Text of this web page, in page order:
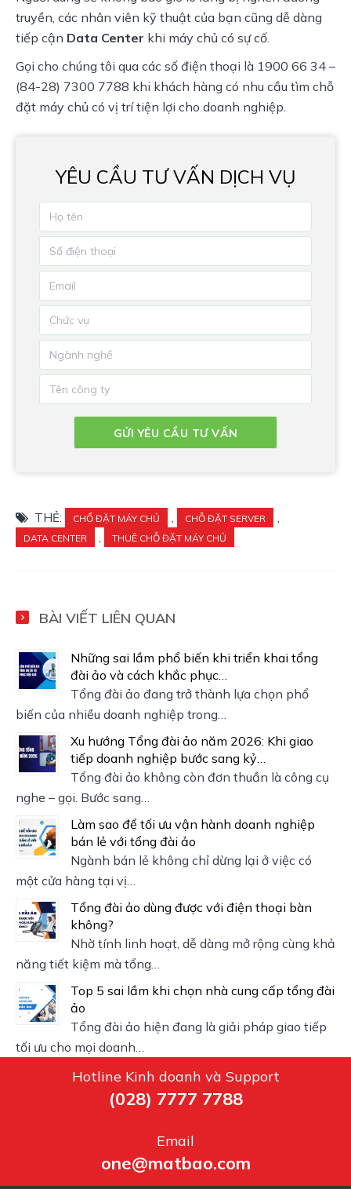
truyền, các nhân viên kỹ thuật của bạn cũng dễ dàng
tiếp cận Data Center khi máy chủ có sự cố.
Gọi cho chúng tôi qua các số điện thoại là 1900 66 34 –
(84-28) 7300 7788 khi khách hàng có nhu cầu tìm chỗ
đặt máy chủ có vị trí tiện lợi cho doanh nghiệp.
YÊU CẦU TƯ VẤN DỊCH VỤ
THẺ: CHỔ ĐẶT MÁY CHỦ , CHỖ ĐẶT SERVER ,
DATA CENTER , THUÊ CHỖ ĐẶT MÁY CHỦ
BÀI VIẾT LIÊN QUAN
Những sai lầm phổ biến khi triển khai tổng
đài ảo và cách khắc phục…
Tổng đài ảo đang trở thành lựa chọn phổ
biến của nhiều doanh nghiệp trong…
Xu hướng Tổng đài ảo năm 2026: Khi giao
tiếp doanh nghiệp bước sang kỷ…
Tổng đài ảo không còn đơn thuần là công cụ
nghe – gọi. Bước sang…
Làm sao để tối ưu vận hành doanh nghiệp
bán lẻ với tổng đài ảo
Ngành bán lẻ không chỉ dừng lại ở việc có
một cửa hàng tại vị…
Tổng đài ảo dùng được với điện thoại bàn
không?
Nhờ tính linh hoạt, dễ dàng mở rộng cùng khả
năng tiết kiệm mà tổng…
Top 5 sai lầm khi chọn nhà cung cấp tổng đài
ảo
Tổng đài ảo hiện đang là giải pháp giao tiếp
tối ưu cho mọi doanh…
Hotline Kinh doanh và Support
(028) 7777 7788
Email
one@matbao.com